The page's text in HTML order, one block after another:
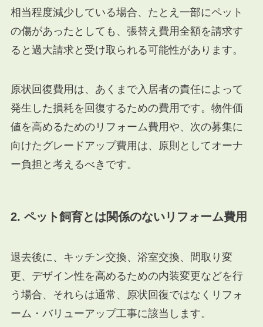
相当程度減少している場合、たとえ一部にペット
の傷があったとしても、張替え費用全額を請求す
ると過大請求と受け取られる可能性があります。
原状回復費用は、あくまで入居者の責任によって
発生した損耗を回復するための費用です。物件価
値を高めるためのリフォーム費用や、次の募集に
向けたグレードアップ費用は、原則としてオーナ
ー負担と考えるべきです。
2. ペット飼育とは関係のないリフォーム費用
退去後に、キッチン交換、浴室交換、間取り変
更、デザイン性を高めるための内装変更などを行
う場合、それらは通常、原状回復ではなくリフォ
ーム・バリューアップ工事に該当します。